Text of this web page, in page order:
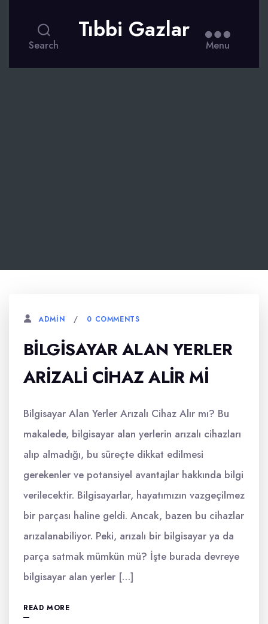
Search
Tıbbi Gazlar
Menu
ADMIN 0 COMMENTS
BILGISAYAR ALAN YERLER
ARIZALI CIHAZ ALIR MI
Bilgisayar Alan Yerler Arızalı Cihaz Alır mı? Bu
makalede, bilgisayar alan yerlerin arızalı cihazları
alıp almadığı, bu süreçte dikkat edilmesi
gerekenler ve potansiyel avantajlar hakkında bilgi
verilecektir. Bilgisayarlar, hayatımızın vazgeçilmez
bir parçası haline geldi. Ancak, bazen bu cihazlar
arızalanabiliyor. Peki, arızalı bir bilgisayar ya da
parça satmak mümkün mü? İşte burada devreye
bilgisayar alan yerler […]
READ MORE